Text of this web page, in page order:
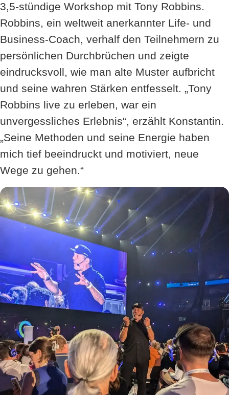
3,5-stündige Workshop mit Tony Robbins.
Robbins, ein weltweit anerkannter Life- und
Business-Coach, verhalf den Teilnehmern zu
persönlichen Durchbrüchen und zeigte
eindrucksvoll, wie man alte Muster aufbricht
und seine wahren Stärken entfesselt. „Tony
Robbins live zu erleben, war ein
unvergessliches Erlebnis“, erzählt Konstantin.
„Seine Methoden und seine Energie haben
mich tief beeindruckt und motiviert, neue
Wege zu gehen.“